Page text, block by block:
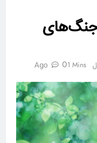
جنگ‌های
01 Mins